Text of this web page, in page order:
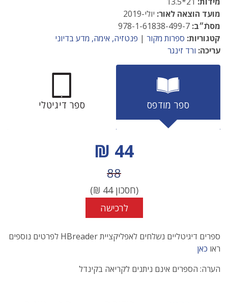
מועד הוצאה לאור: יולי-2019
מסתֿ״ב:
קטגוריות: ספרות מקור | פנטזיה, אימה, מדע בדיוני
עריכה: ורד זינגר
ספר מודפס ספר דיגיטלי
מחיר הנחה
44 ₪
מחיר לפני הנחה
88
(חסכון44
₪)
לרכישה
ספרים דיגיטליים נשלחים לאפליקציית HBreader לפרטים נוספים
ראו כאן
הערה: הספרים אינם ניתנים לקריאה בקינדל